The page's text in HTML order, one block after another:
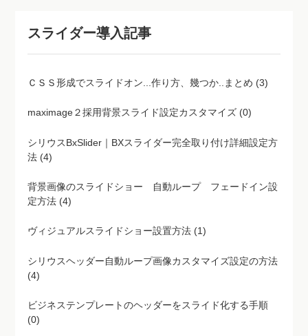
スライダー導入記事
ＣＳＳ形成でスライドオン...作り方、幾つか..まとめ (3)
maximage２採用背景スライド設定カスタマイズ (0)
シリウスBxSlider｜BXスライダー完全取り付け詳細設定方
法 (4)
背景画像のスライドショー 自動ループ フェードイン設
定方法 (4)
ヴィジュアルスライドショー設置方法 (1)
シリウスヘッダー自動ループ画像カスタマイズ設定の方法
(4)
ビジネステンプレートのヘッダーをスライド化する手順
(0)